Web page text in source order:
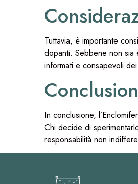
Tuttavia, è importante
dopanti. Sebbene non sia
informati e consapevoli
In conclusione,
Chi decide di
responsabilità non